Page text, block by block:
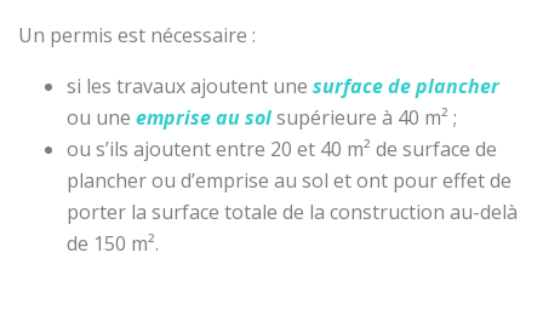
Un permis est nécessaire :
si les travaux ajoutent une surface de plancher
ou une emprise au solsupérieure à 40 m² ;
ou s’ils ajoutent entre 20 et 40 m² de surface de
plancher ou d’emprise au sol et ont pour effet de
porter la surface totale de la construction au-delà
de 150 m².